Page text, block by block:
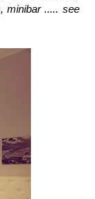
minibar ..... see